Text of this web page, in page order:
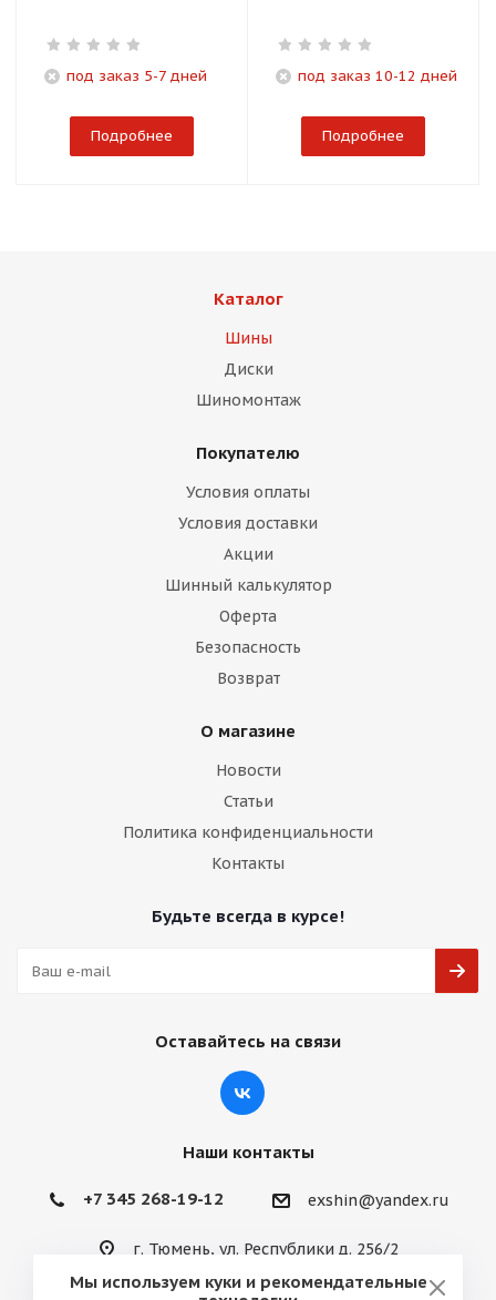
под заказ 5-7 дней
Подробнее
под заказ 10-12 дней
Подробнее
Каталог
Шины
Диски
Шиномонтаж
Покупателю
Условия оплаты
Условия доставки
Акции
Шинный калькулятор
Оферта
Безопасность
Возврат
О магазине
Новости
Статьи
Политика конфиденциальности
Контакты
Будьте всегда в курсе!
Оставайтесь на связи
Наши контакты
+7 345 268-19-12 exshin@yandex.ru
г. Тюмень, ул. Республики д. 256/2
Мы используем куки и рекомендательные